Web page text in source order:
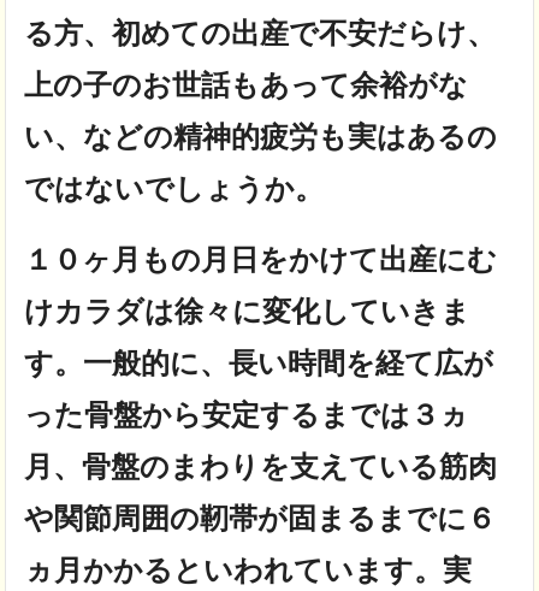
る方、初めての出産で不安だらけ、
上の子のお世話もあって余裕がな
い、などの精神的疲労も実はあるの
ではないでしょうか。
１０ヶ月もの月日をかけて出産にむ
けカラダは徐々に変化していきま
す。一般的に、長い時間を経て広が
った骨盤から安定するまでは３ヵ
月、骨盤のまわりを支えている筋肉
や関節周囲の靭帯が固まるまでに６
ヵ月かかるといわれています。実